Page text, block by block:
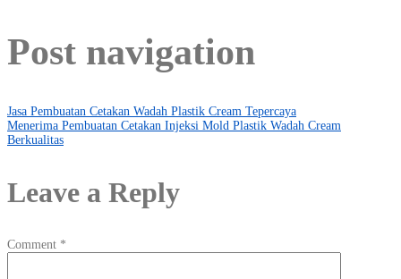
Post navigation
Jasa Pembuatan Cetakan Wadah Plastik Cream Tepercaya
Menerima Pembuatan Cetakan Injeksi Mold Plastik Wadah Cream
Berkualitas
Leave a Reply
Comment *